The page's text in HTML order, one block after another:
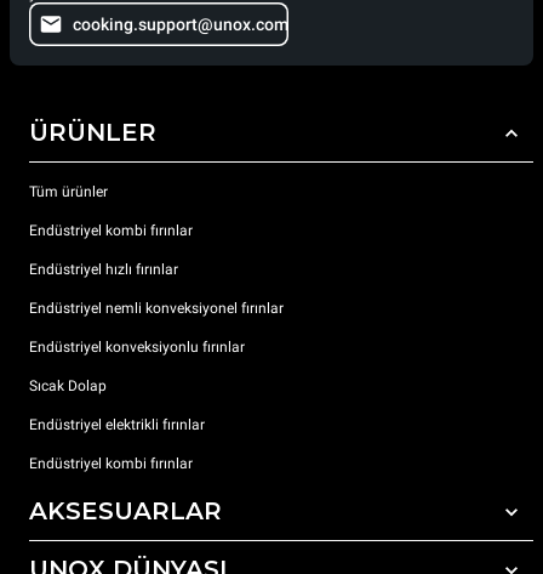
cooking.support@unox.com
ÜRÜNLER
Tüm ürünler
Endüstriyel kombi fırınlar
Endüstriyel hızlı fırınlar
Endüstriyel nemli konveksiyonel fırınlar
Endüstriyel konveksiyonlu fırınlar
Sıcak Dolap
Endüstriyel elektrikli fırınlar
Endüstriyel kombi fırınlar
AKSESUARLAR
Tüm aksesuarlar